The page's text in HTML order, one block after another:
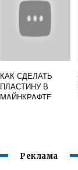
КАК СДЕЛАТЬ
ПЛАСТИНУ В
МАЙНКРАФТЕ
Реклама